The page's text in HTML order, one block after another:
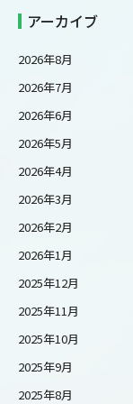
アーカイブ
2026年8月
2026年7月
2026年6月
2026年5月
2026年4月
2026年3月
2026年2月
2026年1月
2025年12月
2025年11月
2025年10月
2025年9月
2025年8月